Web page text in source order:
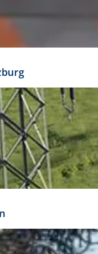
Daraus ergeben sich
kleiner gesetzt